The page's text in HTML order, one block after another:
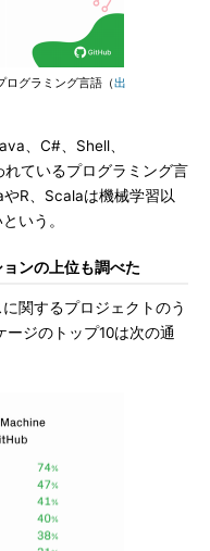
ログラミング言語（出
、C#、Shell、
ているプログラミング言
R、Scalaは機械学習以
いう。
ンの上位も調べた
関するプロジェクトのう
ジのトップ10は次の通